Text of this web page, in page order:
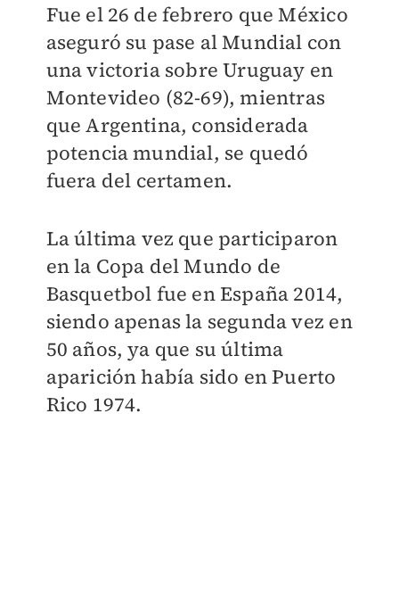
Fue el 26 de febrero que México
aseguró su pase al Mundial con
una victoria sobre Uruguay en
Montevideo (82-69), mientras
que Argentina, considerada
potencia mundial, se quedó
fuera del certamen.
La última vez que participaron
en la Copa del Mundo de
Basquetbol fue en España 2014,
siendo apenas la segunda vez en
50 años, ya que su última
aparición había sido en Puerto
Rico 1974.